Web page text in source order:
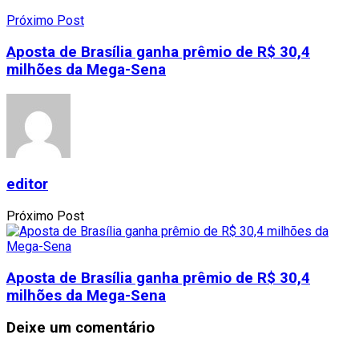
Próximo Post
Aposta de Brasília ganha prêmio de R$ 30,4
milhões da Mega-Sena
editor
Próximo Post
Aposta de Brasília ganha prêmio de R$ 30,4
milhões da Mega-Sena
Deixe um comentário